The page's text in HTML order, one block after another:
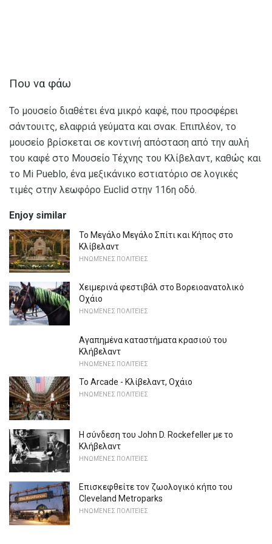
Που να φάω
Το μουσείο διαθέτει ένα μικρό καφέ, που προσφέρει
σάντουιτς, ελαφριά γεύματα και σνακ. Επιπλέον, το
μουσείο βρίσκεται σε κοντινή απόσταση από την αυλή
του καφέ στο Μουσείο Τέχνης του Κλίβελαντ, καθώς και
το Mi Pueblo, ένα μεξικάνικο εστιατόριο σε λογικές
τιμές στην λεωφόρο Euclid στην 116η οδό.
Enjoy similar
Το Μεγάλο Μεγάλο Σπίτι και Κήπος στο
Κλίβελαντ
ΗΝΩΜΈΝΕΣ ΠΟΛΙΤΕΊΕΣ
Χειμερινά φεστιβάλ στο Βορειοανατολικό
Οχάιο
ΗΝΩΜΈΝΕΣ ΠΟΛΙΤΕΊΕΣ
Αγαπημένα καταστήματα κρασιού του
Κλήβελαντ
ΗΝΩΜΈΝΕΣ ΠΟΛΙΤΕΊΕΣ
Το Arcade - Κλίβελαντ, Οχάιο
ΗΝΩΜΈΝΕΣ ΠΟΛΙΤΕΊΕΣ
Η σύνδεση του John D. Rockefeller με το
Κλήβελαντ
ΗΝΩΜΈΝΕΣ ΠΟΛΙΤΕΊΕΣ
Επισκεφθείτε τον ζωολογικό κήπο του
Cleveland Metroparks
ΗΝΩΜΈΝΕΣ ΠΟΛΙΤΕΊΕΣ